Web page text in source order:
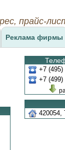
прайс-
Реклама фирмы
+7 (495)
+7 (499)
420054,